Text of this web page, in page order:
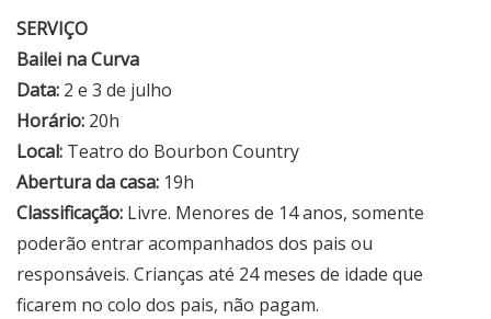
SERVIÇO
Bailei na Curva
Data: 2 e 3 de julho
Horário: 20h
Local: Teatro do Bourbon Country
Abertura da casa: 19h
Classificação: Livre. Menores de 14 anos, somente
poderão entrar acompanhados dos pais ou
responsáveis. Crianças até 24 meses de idade que
ficarem no colo dos pais, não pagam.